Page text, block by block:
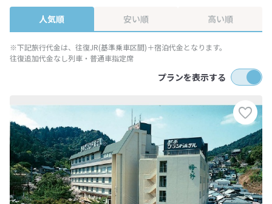
人気順 安い順 高い順
※下記旅行代金は、往復JR(基準乗車区間)＋宿泊代金となります。
往復追加代金なし列車・普通車指定席
プランを表示する